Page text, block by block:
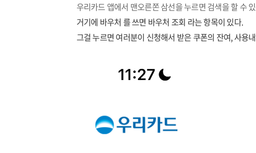
우리카드 앱에서 맨오른쫀 삼선을 누르면 검색을 할 수
거기에 바우처 를 쓰면 바우처 조회 라는 항목이 있다.
그걸 누르면 여러분이 신청해서 받은 쿠폰의 잔여, 사용